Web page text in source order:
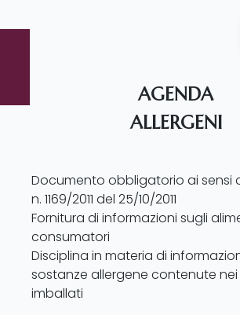
AGENDA
ALLERGENI
Documento obbligatorio ai sensi
n. 1169/2011 del 25/10/2011
Fornitura di informazioni sugli
consumatori
Disciplina in materia di
sostanze allergene contenute
imballati